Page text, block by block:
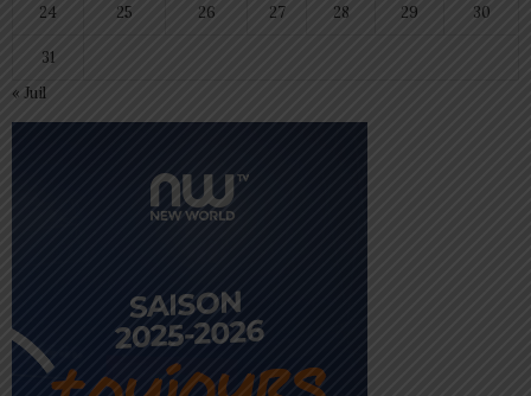
24 25 26 27 28 29 30
31
« Juil